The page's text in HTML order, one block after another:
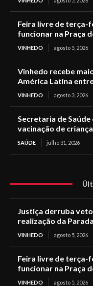
Feira livre de terça-
funcionar na Praça
VINHEDO agosto 5, 2026
Vinhedo recebe
América Latina
VINHEDO agosto 3, 2026
Secretaria de
vacinação de
SAÚDE julho 31, 2026
Justiça derruba
realização da
VINHEDO agosto 5, 2026
Feira livre de terça-
funcionar na Praça
VINHEDO agosto 5, 2026